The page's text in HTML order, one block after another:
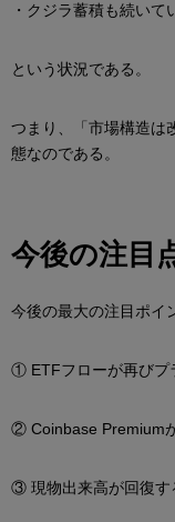
・クジラ蓄積も続いて
という状況である。
つまり、「市場構造は
態なのである。
今後の注目
今後の最大の注目ポイ
① ETFフローが再びプ
② Coinbase Premium
③ 現物出来高が回復す